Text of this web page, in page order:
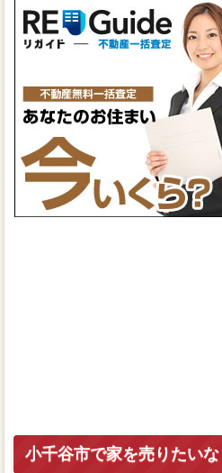
小千谷市で家を売りたいな